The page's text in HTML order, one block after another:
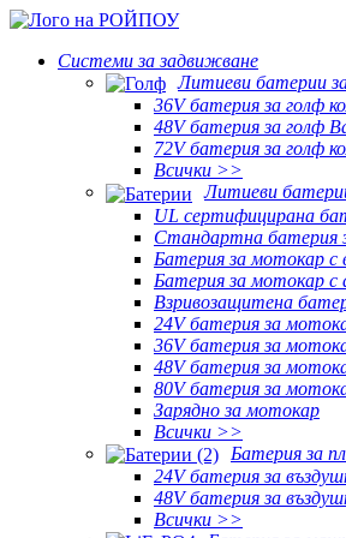
Системи за задвижване
Литиеви батерии
36V батерия за голф
48V батерия за голф
72V батерия за голф
Всички >>
Литиеви
UL сертифицирана
Стандартна батерия
Батерия за мотокар с
Батерия за мотокар с
Взривозащитена
24V батерия за
36V батерия за
48V батерия за
80V батерия за
Зарядно за мотокар
Всички >>
Батерия за
24V батерия за
48V батерия за
Всички >>